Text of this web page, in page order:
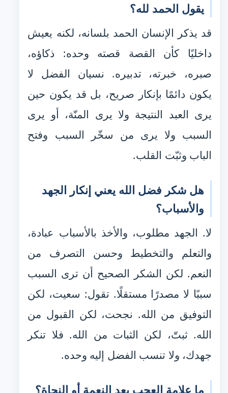
يقول الحمد لله؟
قد يذكر الإنسان الحمد بلسانه، لكنه يعيش
داخليًا كأن القصة قصته وحده: ذكاؤه،
صبره، خبرته، تدبيره. نسيان الفضل لا
يكون دائمًا بإنكار صريح، بل قد يكون حين
يرى العبد النتيجة ولا يرى المنّة، أو يرى
السبب ولا يرى من سخّر السبب وفتح
الباب وثبّت القلب.
هل شكر فضل الله يعني إنكار الجهد
والأسباب؟
لا. الجهد مطلوب، والأخذ بالأسباب عبادة،
والتعلم والتخطيط وحسن التصرف من
النعم. لكن الشكر الصحيح أن ترى السبب
سببًا لا مصدرًا مستقلًا. تقول: سعيت، لكن
التوفيق من الله. نجحت، لكن القبول من
الله. ثبتّ، لكن الثبات من الله. فلا تنكر
جهدك، ولا تنسب الفضل إليه وحده.
ما علامة العجب بعد النعمة أو النجاة؟